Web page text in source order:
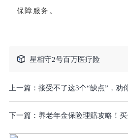
保障服务。
星相守2号百万医疗险
上一篇：
下一篇：